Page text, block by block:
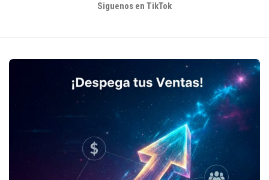
Siguenos en TikTok